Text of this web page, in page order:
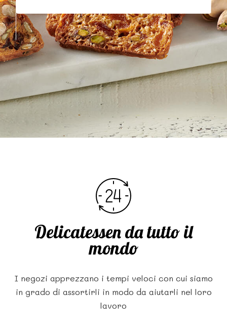
Delicatessen da tutto il
mondo
I negozi apprezzano i tempi veloci con cui siamo
in grado di assortirli in modo da aiutarli nel loro
lavoro